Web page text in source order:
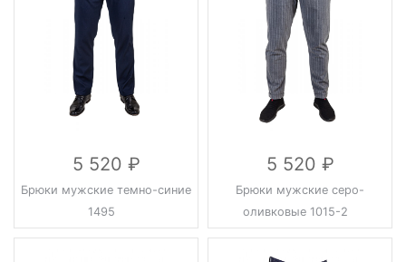
5 520
Брюки мужские темно-синие
1495
5 520
Брюки мужские серо-
оливковые 1015-2